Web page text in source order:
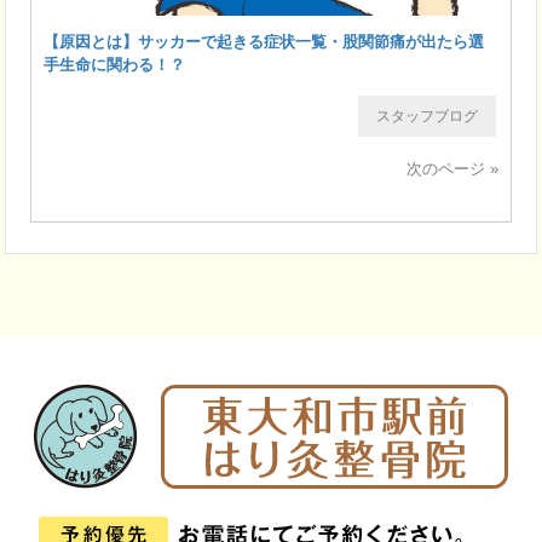
【原因とは】サッカーで起きる症状一覧・股関節痛が出たら選
手生命に関わる！？
スタッフブログ
次のページ »